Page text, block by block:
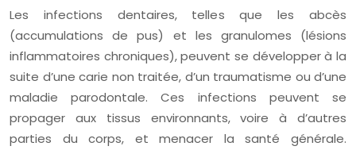
Les infections dentaires, telles que les abcès
(accumulations de pus) et les granulomes (lésions
inflammatoires chroniques), peuvent se développer à la
suite d’une carie non traitée, d’un traumatisme ou d’une
maladie parodontale. Ces infections peuvent se
propager aux tissus environnants, voire à d’autres
parties du corps, et menacer la santé générale.